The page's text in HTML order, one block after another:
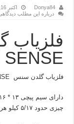
Donya84 اکتبر 16, 2022
درباره این مطلب
فلزیاب گلدن سنس GOLDEN SENSE
چیزی حدود ۵/۱۷ کیلو هرتز می باشد،